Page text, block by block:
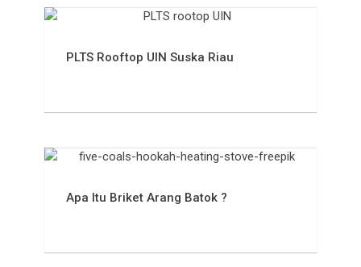
PLTS Rooftop UIN Suska Riau
Apa Itu Briket Arang Batok ?